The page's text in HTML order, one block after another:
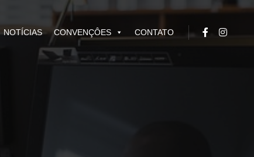
NOTÍCIAS CONVENÇÔES CONTATO